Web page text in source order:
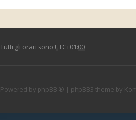
Tutti gli orari sono UTC+01:00
Powered by phpBB ® | phpBB3 theme by